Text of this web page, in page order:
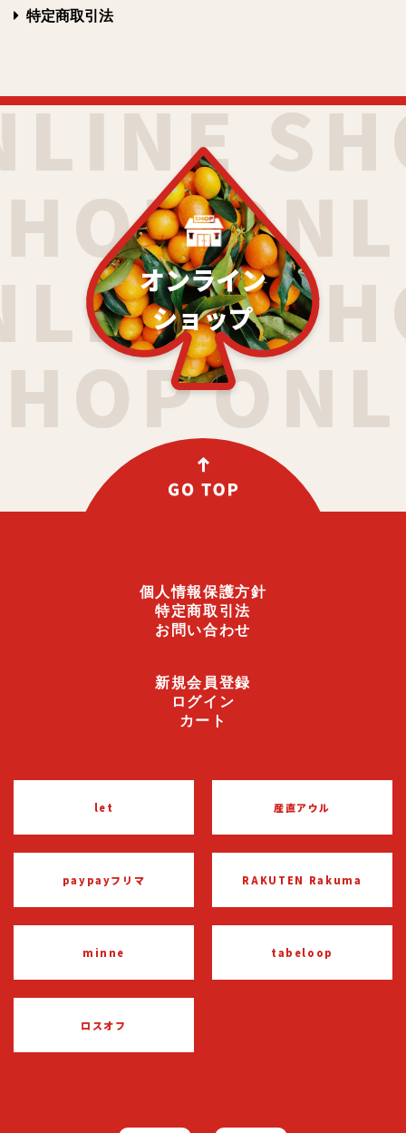
特定商取引法
オンライン
ショップ
個人情報保護方針
特定商取引法
お問い合わせ
新規会員登録
ログイン
カート
let 産直アウル
paypayフリマ RAKUTEN Rakuma
minne tabeloop
ロスオフ